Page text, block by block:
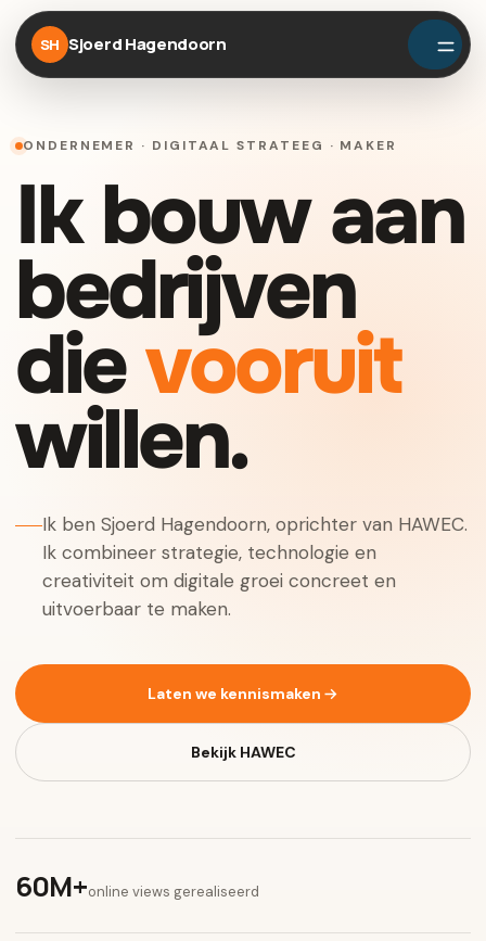
SH Sjoerd Hagendoorn
ONDERNEMER · DIGITAAL STRATEEG · MAKER
Ik bouw aan
bedrijven
dievooruit
willen.
Ik ben Sjoerd Hagendoorn, oprichter van HAWEC.
Ik combineer strategie, technologie en
creativiteit om digitale groei concreet en
uitvoerbaar te maken.
Laten we kennismaken
Bekijk HAWEC
60M+online views gerealiseerd